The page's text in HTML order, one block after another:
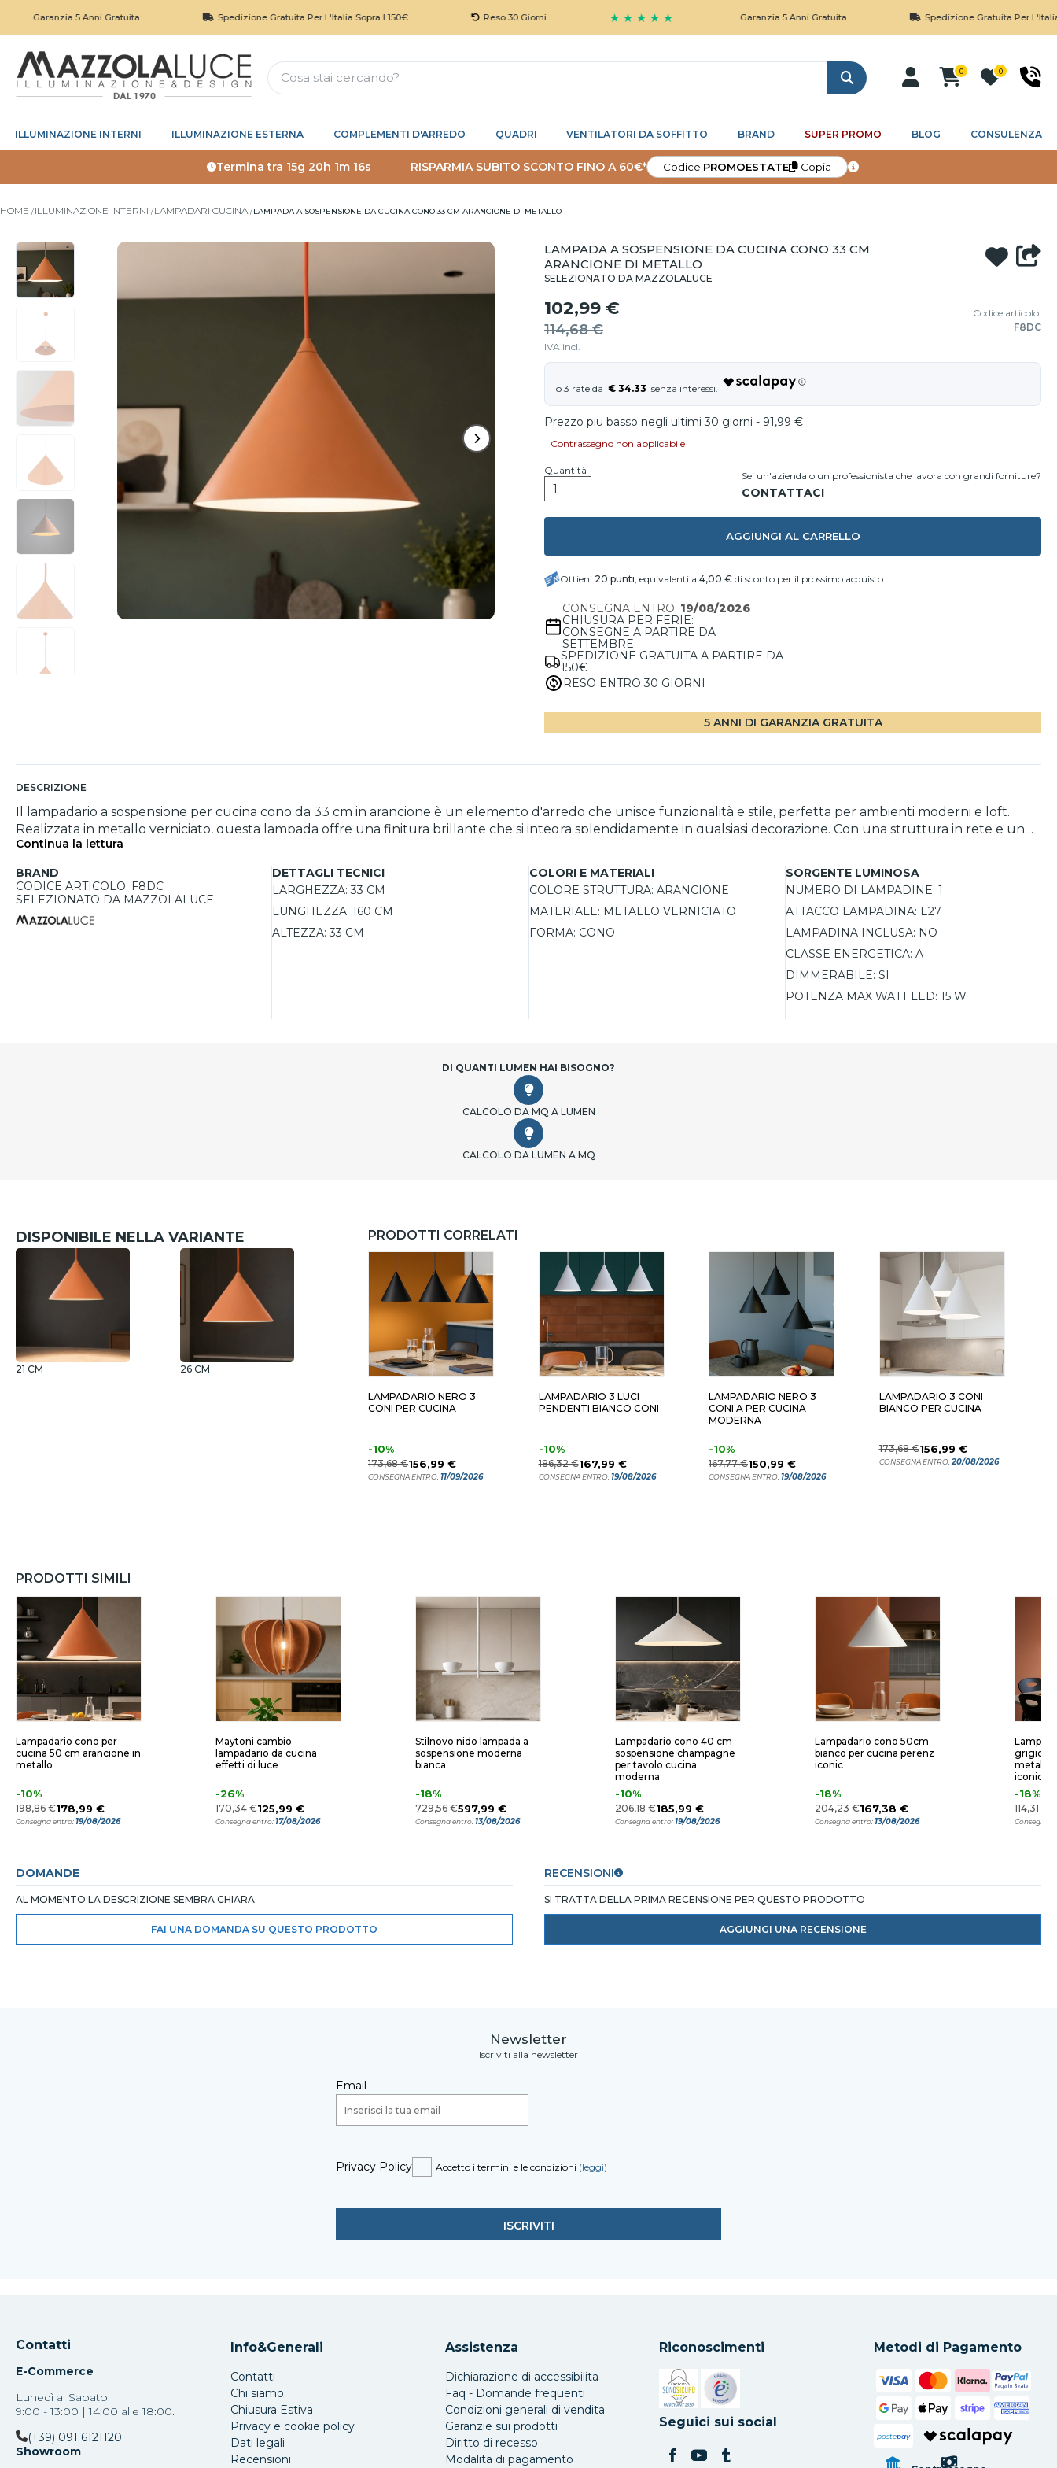
5 Anni Gratuita Spedizione Gratuita Per L'Italia Sopra I 150€ Reso 30 Giorni ★ ★ ★ ★ ★ Garanzia 5 Anni Gratuita Spedizione Gratuita Per L'Italia Sopra I
Cerca
0 0
ILLUMINAZIONE INTERNI ILLUMINAZIONE ESTERNA COMPLEMENTI D'ARREDO QUADRI VENTILATORI DA SOFFITTO BRAND SUPER PROMO BLOG CONSULENZA
Termina tra 15g 20h 1m 15s RISPARMIA SUBITO SCONTO FINO A 60€* Codice:PROMOESTATE Copia
HOME ILLUMINAZIONE INTERNI LAMPADARI CUCINA LAMPADA A SOSPENSIONE DA CUCINA CONO 33 CM ARANCIONE DI METALLO
LAMPADA A SOSPENSIONE DA CUCINA CONO 33 CM
ARANCIONE DI METALLO
SELEZIONATO DA MAZZOLALUCE
102,99 €
114,68 €
IVA incl.
Codice articolo:
F8DC
€ 34.33
Prezzo piu basso negli ultimi 30 giorni - 91,99 €
Contrassegno non applicabile
Quantità Sei un'azienda o un professionista che lavora con grandi forniture?
AGGIUNGI AL CARRELLO
Ottieni 20 punti, equivalenti a 4,00 € di sconto per il prossimo acquisto
CONSEGNA ENTRO: 19/08/2026
CHIUSURA PER FERIE:
CONSEGNE A PARTIRE DA
SETTEMBRE.
SPEDIZIONE GRATUITA A PARTIRE DA
150€
RESO ENTRO 30 GIORNI
5 ANNI DI GARANZIA GRATUITA
DESCRIZIONE
Il lampadario a sospensione per cucina cono da 33 cm in arancione è un elemento d'arredo che unisce funzionalità e stile, perfetta per ambienti moderni e loft.
Realizzata in metallo verniciato, questa lampada offre una finitura brillante che si integra splendidamente in qualsiasi decorazione. Con una struttura in rete e un
design a cono, è ideale per illuminare tavoli da pranzo, isole di cucina o spazi di lavoro, creando un'atmosfera accogliente e contemporanea. Grazie alla sua
versatilità, questa lampada può essere regolata in altezza, permettendo di adattarla perfettamente alle esigenze del tuo spazio. Non include una sorgente
luminosa, lasciando la scelta della lampadina E27 a chi la utilizza, in modo da personalizzare l'intensità e il colore della luce secondo le proprie preferenze. Con una
potenza massima di 15W per lampadina LED, questa lampada combina efficienza energetica e design accattivante, diventando un elemento distintivo del tuo
arredamento.
Continua la lettura
BRAND
CODICE ARTICOLO: F8DC
SELEZIONATO DA MAZZOLALUCE
DETTAGLI TECNICI
LARGHEZZA: 33 CM
LUNGHEZZA: 160 CM
ALTEZZA: 33 CM
COLORI E MATERIALI
COLORE STRUTTURA: ARANCIONE
MATERIALE: METALLO VERNICIATO
FORMA: CONO
SORGENTE LUMINOSA
NUMERO DI LAMPADINE: 1
ATTACCO LAMPADINA: E27
LAMPADINA INCLUSA: NO
CLASSE ENERGETICA: A
DIMMERABILE: SI
POTENZA MAX WATT LED: 15 W
DI QUANTI LUMEN HAI BISOGNO?
CALCOLO DA MQ A LUMEN
CALCOLO DA LUMEN A MQ
DISPONIBILE NELLA VARIANTE
21 CM 26 CM
PRODOTTI CORRELATI
LAMPADARIO NERO 3
CONI PER CUCINA
-10%
173,68 €156,99 €
CONSEGNA ENTRO:11/09/2026
LAMPADARIO 3 LUCI
PENDENTI BIANCO CONI
-10%
186,32 €167,99 €
CONSEGNA ENTRO:19/08/2026
LAMPADARIO NERO 3
CONI A PER CUCINA
MODERNA
-10%
167,77 €150,99 €
CONSEGNA ENTRO:19/08/2026
LAMPADARIO 3 CONI
BIANCO PER CUCINA
173,68 €156,99 €
CONSEGNA ENTRO:20/08/2026
PRODOTTI SIMILI
Lampadario cono per
cucina 50 cm arancione in
metallo
-10%
198,86 €178,99 €
Consegna entro:19/08/2026
Maytoni cambio
lampadario da cucina
effetti di luce
-26%
170,34 €125,99 €
Consegna entro:17/08/2026
Stilnovo nido lampada a
sospensione moderna
bianca
-18%
729,56 €597,99 €
Consegna entro:13/08/2026
Lampadario cono 40 cm
sospensione champagne
per tavolo cucina
moderna
-10%
206,18 €185,99 €
Consegna entro:19/08/2026
Lampadario cono 50cm
bianco per cucina perenz
iconic
-18%
204,23 €167,38 €
Consegna entro:13/08/2026
grigio
iconic
-18%
114,31 €
Consegna
DOMANDE
AL MOMENTO LA DESCRIZIONE SEMBRA CHIARA
FAI UNA DOMANDA SU QUESTO PRODOTTO
RECENSIONI
SI TRATTA DELLA PRIMA RECENSIONE PER QUESTO PRODOTTO
AGGIUNGI UNA RECENSIONE
Newsletter
Iscriviti alla newsletter
Email
Privacy Policy Accetto i termini e le condizioni (leggi)
Contatti
E-Commerce
Lunedì al Sabato
9:00 - 13:00 | 14:00 alle 18:00.
(+39) 091 6121120
Showroom
Info&Generali
Contatti
Chi siamo
Chiusura Estiva
Privacy e cookie policy
Dati legali
Recensioni
Assistenza
Dichiarazione di accessibilita
Faq - Domande frequenti
Condizioni generali di vendita
Garanzie sui prodotti
Diritto di recesso
Modalita di pagamento
Riconoscimenti
Si apre in una nuova scheda
Si apre in una nuova scheda
Seguici sui social
Metodi di Pagamento
postepay